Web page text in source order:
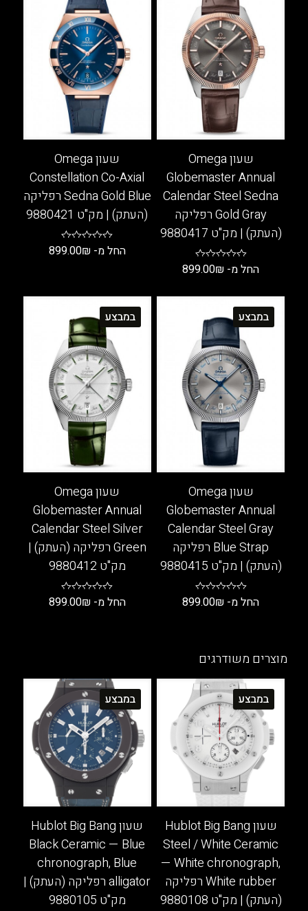
שעון Omega
Globemaster Annual
Calendar Steel Sedna
Gold Gray רפליקה
(העתק) | מק"ט 9880417
החל מ- 899.00₪
יש
מספר
סוגים.
ניתן
לבחור
את
האפשרויות
בעמוד
המוצר
שעון Omega
Constellation Co-Axial
Sedna Gold Blue רפליקה
(העתק) | מק"ט 9880421
החל מ- 899.00₪
מספר
סוגים.
ניתן
לבחור
את
האפשרויות
בעמוד
המוצר
במבצע
שעון Omega
Globemaster Annual
Calendar Steel Gray
Blue Strap רפליקה
(העתק) | מק"ט 9880415
החל מ- 899.00₪
יש
סוגים.
ניתן
לבחור
את
האפשרויות
בעמוד
המוצר
במבצע
שעון Omega
Globemaster Annual
Calendar Steel Silver
Green רפליקה (העתק) |
מק"ט 9880412
החל מ- 899.00₪
סוגים.
ניתן
לבחור
את
האפשרויות
בעמוד
המוצר
מוצרים משודרגים
במבצע
שעון Hublot Big Bang
Steel / White Ceramic
— White chronograph,
White rubber רפליקה
(העתק) | מק"ט 9880108
במבצע
שעון Hublot Big Bang
Black Ceramic — Blue
chronograph, Blue
alligator רפליקה (העתק) |
מק"ט 9880105